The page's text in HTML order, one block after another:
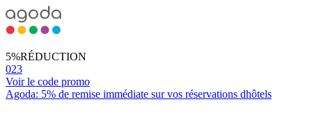
5%RÉDUCTION
023
Voir le code promo
Agoda: 5% de remise immédiate sur vos réservations dhôtels